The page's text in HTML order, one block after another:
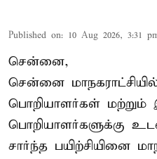
Published on: 10 Aug 2026, 3:31
சென்னை,
சென்னை
பொறியாளர்கள் மற்றும்
பொறியாளர்களுக்கு
சார்ந்த பயிற்சியினை